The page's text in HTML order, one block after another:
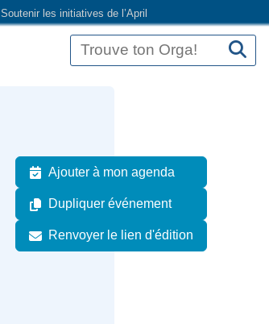
Soutenir les initiatives de l’April
Ajouter à mon agenda
Dupliquer événement
Renvoyer le lien d'édition